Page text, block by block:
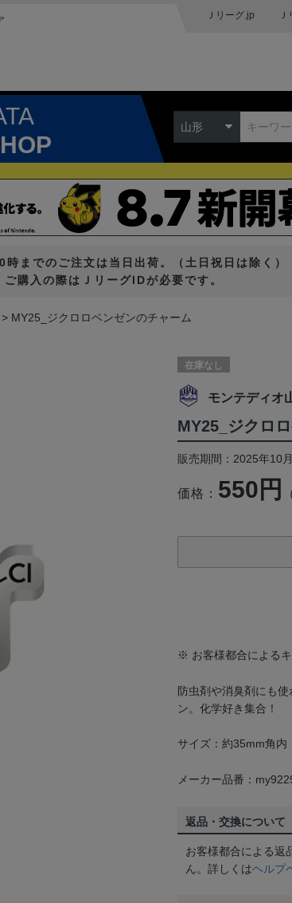
Ｊリーグ.jp
山形
時までのご注文は当日出荷。（土日祝日は除く）
ご購入の際はＪリーグIDが必要です。
MY25_ジクロロベンゼンのチャーム
在庫なし
モンテディオ
MY25_ジクロ
販売期間：2025年10
価格： 550円
※ お客様都合による
防虫剤や消臭剤にも
ン。化学好き集合！
サイズ：約35mm角内
メーカー品番：
返品・交換について
お客様都合による返
ん。詳しくはヘルプ